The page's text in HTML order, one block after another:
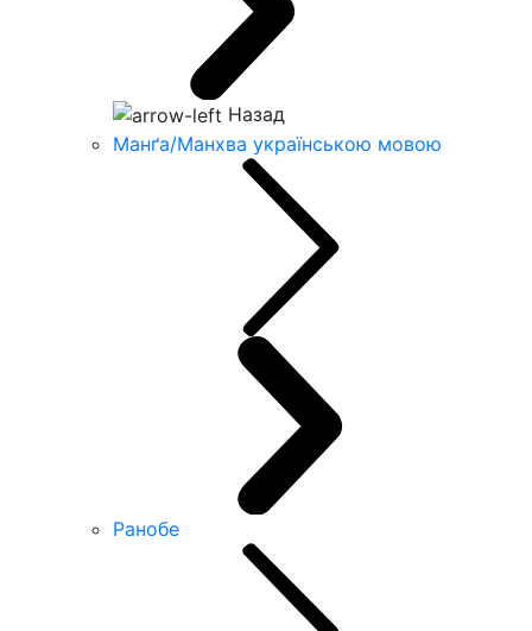
Назад
Манґа/Манхва українською мовою
Ранобе